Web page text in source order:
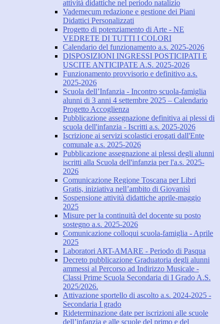
attività didattiche nel periodo natalizio
Vademecum redazione e gestione dei Piani
Didattici Personalizzati
Progetto di potenziamento di Arte - NE
VEDRETE DI TUTTI I COLORI
Calendario del funzionamento a.s. 2025-2026
DISPOSIZIONI INGRESSI POSTICIPATI E
USCITE ANTICIPATE A.S. 2025-2026
Funzionamento provvisorio e definitivo a.s.
2025-2026
Scuola dell’Infanzia - Incontro scuola-famiglia
alunni di 3 anni 4 settembre 2025 – Calendario
Progetto Accoglienza
Pubblicazione assegnazione definitiva ai plessi di
scuola dell'infanzia - Iscritti a.s. 2025-2026
Iscrizione ai servizi scolastici erogati dall'Ente
comunale a.s. 2025-2026
Pubblicazione assegnazione ai plessi degli alunni
iscritti alla Scuola dell'infanzia per l'a.s. 2025-
2026
Comunicazione Regione Toscana per Libri
Gratis, iniziativa nell’ambito di Giovanisì
Sospensione attività didattiche aprile-maggio
2025
Misure per la continuità del docente su posto
sostegno a.s. 2025-2026
Comunicazione colloqui scuola-famiglia - Aprile
2025
Laboratori ART-AMARE - Periodo di Pasqua
Decreto pubblicazione Graduatoria degli alunni
ammessi al Percorso ad Indirizzo Musicale -
Classi Prime Scuola Secondaria di I Grado A.S.
2025/2026.
Attivazione sportello di ascolto a.s. 2024-2025 -
Secondaria I grado
Rideterminazione date per iscrizioni alle scuole
dell’infanzia e alle scuole del primo e del